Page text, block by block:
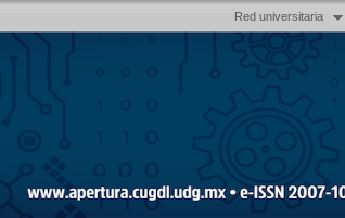
Red universitaria